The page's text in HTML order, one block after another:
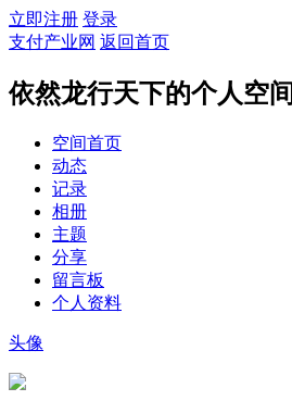
立即注册 登录
支付产业网 返回首页
依然龙行天下的个人空间
空间首页
动态
记录
相册
主题
分享
留言板
个人资料
头像